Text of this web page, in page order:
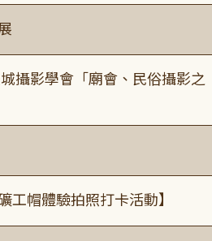
攝影學會「廟會、民俗攝影之
工帽體驗拍照打卡活動】